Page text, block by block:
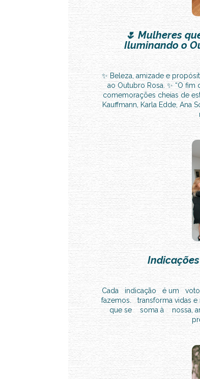
🌷 Mulheres
Iluminando o
✨ Beleza, amizade e
ao Outubro Rosa. ✨ “O
comemorações cheias de
Kauffmann, Karla Edde, Ana
Cada indicação é um
fazemos. transforma vidas
que se soma à nossa,